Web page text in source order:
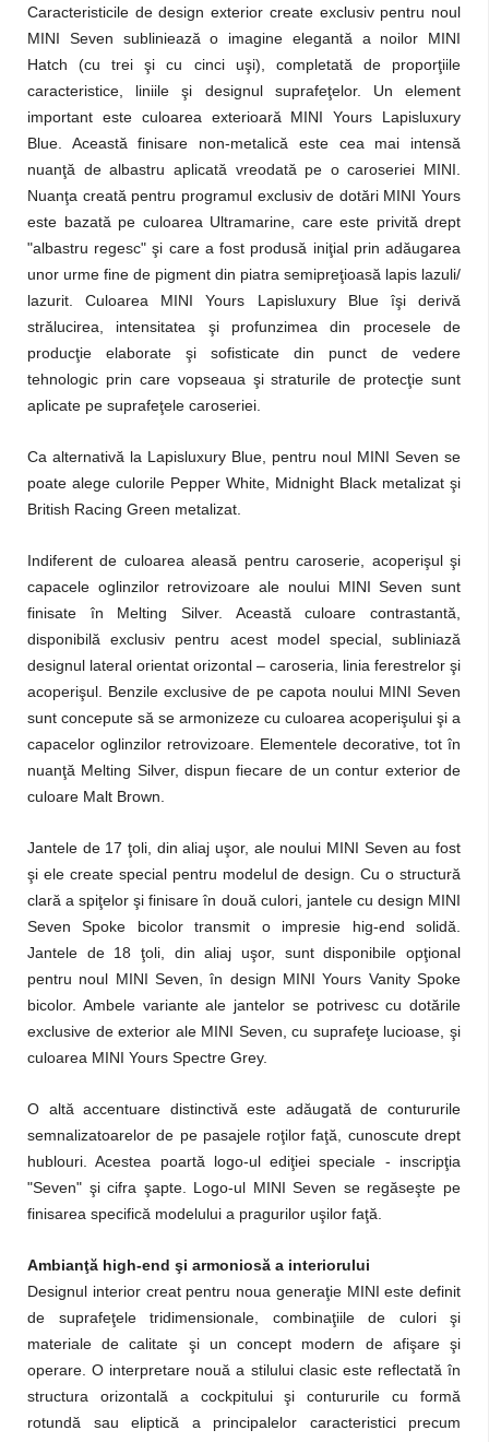
Caracteristicile de design exterior create exclusiv pentru noul
MINI Seven subliniează o imagine elegantă a noilor MINI
Hatch (cu trei şi cu cinci uşi), completată de proporţiile
caracteristice, liniile şi designul suprafeţelor. Un element
important este culoarea exterioară MINI Yours Lapisluxury
Blue. Această finisare non-metalică este cea mai intensă
nuanţă de albastru aplicată vreodată pe o caroseriei MINI.
Nuanţa creată pentru programul exclusiv de dotări MINI Yours
este bazată pe culoarea Ultramarine, care este privită drept
"albastru regesc" şi care a fost produsă iniţial prin adăugarea
unor urme fine de pigment din piatra semipreţioasă lapis lazuli/
lazurit. Culoarea MINI Yours Lapisluxury Blue îşi derivă
strălucirea, intensitatea şi profunzimea din procesele de
producţie elaborate şi sofisticate din punct de vedere
tehnologic prin care vopseaua şi straturile de protecţie sunt
aplicate pe suprafeţele caroseriei.
Ca alternativă la Lapisluxury Blue, pentru noul MINI Seven se
poate alege culorile Pepper White, Midnight Black metalizat şi
British Racing Green metalizat.
Indiferent de culoarea aleasă pentru caroserie, acoperişul şi
capacele oglinzilor retrovizoare ale noului MINI Seven sunt
finisate în Melting Silver. Această culoare contrastantă,
disponibilă exclusiv pentru acest model special, subliniază
designul lateral orientat orizontal – caroseria, linia ferestrelor şi
acoperişul. Benzile exclusive de pe capota noului MINI Seven
sunt concepute să se armonizeze cu culoarea acoperişului şi a
capacelor oglinzilor retrovizoare. Elementele decorative, tot în
nuanţă Melting Silver, dispun fiecare de un contur exterior de
culoare Malt Brown.
Jantele de 17 ţoli, din aliaj uşor, ale noului MINI Seven au fost
şi ele create special pentru modelul de design. Cu o structură
clară a spiţelor şi finisare în două culori, jantele cu design MINI
Seven Spoke bicolor transmit o impresie hig-end solidă.
Jantele de 18 ţoli, din aliaj uşor, sunt disponibile opţional
pentru noul MINI Seven, în design MINI Yours Vanity Spoke
bicolor. Ambele variante ale jantelor se potrivesc cu dotările
exclusive de exterior ale MINI Seven, cu suprafeţe lucioase, şi
culoarea MINI Yours Spectre Grey.
O altă accentuare distinctivă este adăugată de contururile
semnalizatoarelor de pe pasajele roţilor faţă, cunoscute drept
hublouri. Acestea poartă logo-ul ediţiei speciale - inscripţia
"Seven" şi cifra şapte. Logo-ul MINI Seven se regăseşte pe
finisarea specifică modelului a pragurilor uşilor faţă.
Ambianţă high-end şi armoniosă a interiorului
Designul interior creat pentru noua generaţie MINI este definit
de suprafeţele tridimensionale, combinaţiile de culori şi
materiale de calitate şi un concept modern de afişare şi
operare. O interpretare nouă a stilului clasic este reflectată în
structura orizontală a cockpitului şi contururile cu formă
rotundă sau eliptică a principalelor caracteristici precum